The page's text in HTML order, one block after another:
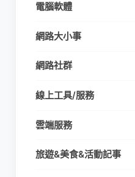
電腦軟體
網路大小事
網路社群
線上工具/服務
雲端服務
旅遊&美食&活動記事